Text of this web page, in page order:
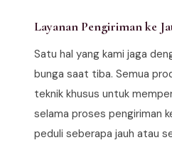
Layanan Pengiriman ke
Satu hal yang kami jaga
bunga saat tiba. Semua
teknik khusus untuk
selama proses pengiriman
peduli seberapa jauh atau